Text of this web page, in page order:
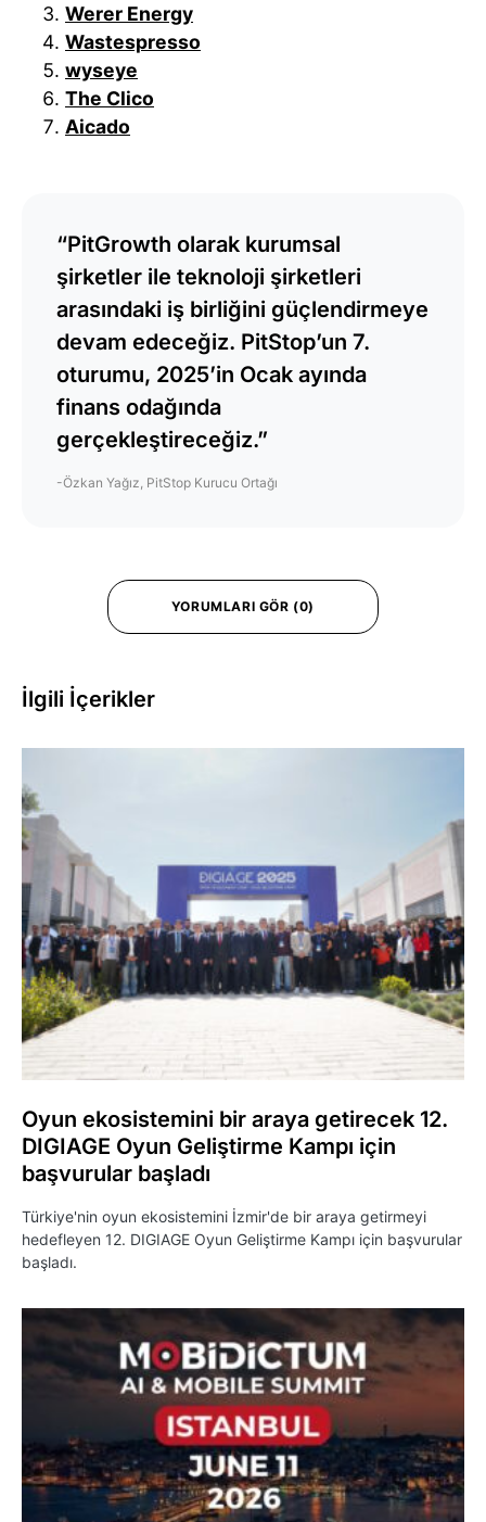
Werer Energy
Wastespresso
wyseye
The Clico
Aicado
“PitGrowth olarak kurumsal
şirketler ile teknoloji şirketleri
arasındaki iş birliğini güçlendirmeye
devam edeceğiz. PitStop’un 7.
oturumu, 2025’in Ocak ayında
finans odağında
gerçekleştireceğiz.”
-Özkan Yağız, PitStop Kurucu Ortağı
YORUMLARI GÖR (0)
İlgili İçerikler
Oyun ekosistemini bir araya getirecek 12.
DIGIAGE Oyun Geliştirme Kampı için
başvurular başladı
Türkiye'nin oyun ekosistemini İzmir'de bir araya getirmeyi
hedefleyen 12. DIGIAGE Oyun Geliştirme Kampı için başvurular
başladı.